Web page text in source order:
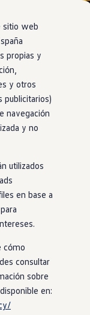
ahorro
sitio web
propias y
y otros
publicitarios)
navegación
y no
utilizados
en base a
cómo
consultar
sobre
en: